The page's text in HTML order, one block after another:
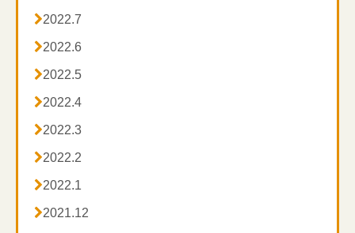
2022.7
2022.6
2022.5
2022.4
2022.3
2022.2
2022.1
2021.12